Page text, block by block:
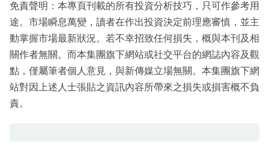
免責聲明：本專頁刊載的所有投資分析技巧，只可作參考用
途。市場瞬息萬變，讀者在作出投資決定前理應審慎，並主
動掌握市場最新狀況。若不幸招致任何損失，概與本刊及相
關作者無關。而本集團旗下網站或社交平台的網誌內容及觀
點，僅屬筆者個人意見，與新傳媒立場無關。本集團旗下網
站對因上述人士張貼之資訊內容所帶來之損失或損害概不負
責。